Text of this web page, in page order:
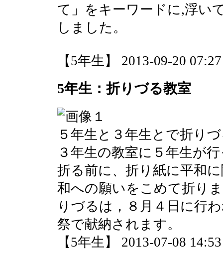
て」をキーワードに,浮い
しました。
【5年生】 2013-09-20
5年生：折りづる教室
５年生と３年生とで折り
３年生の教室に５年生が
折る前に、折り紙に平和
和への願いをこめて折り
りづるは，８月４日に行
祭で献納されます。
【5年生】 2013-07-08